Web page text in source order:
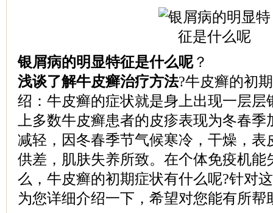
银屑病的明显特征是什么呢？
浅谈了解牛皮癣治疗方法?牛皮癣的初
绍：牛皮癣的症状就是身上出现一层层
上多数牛皮癣患者的皮疹表现为冬春
减轻，因冬春季节气候寒冷，干燥，表
供差，肌肤失养所致。在个体免疫机能
么，牛皮癣的初期症状有什么呢?针对
为您详细介绍一下，希望对您能有所帮